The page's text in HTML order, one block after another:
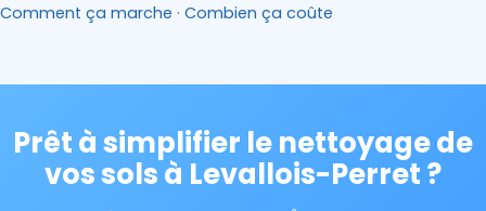
Comment ça marche · Combien ça coûte
Prêt à simplifier le nettoyage de
vos sols à Levallois-Perret ?